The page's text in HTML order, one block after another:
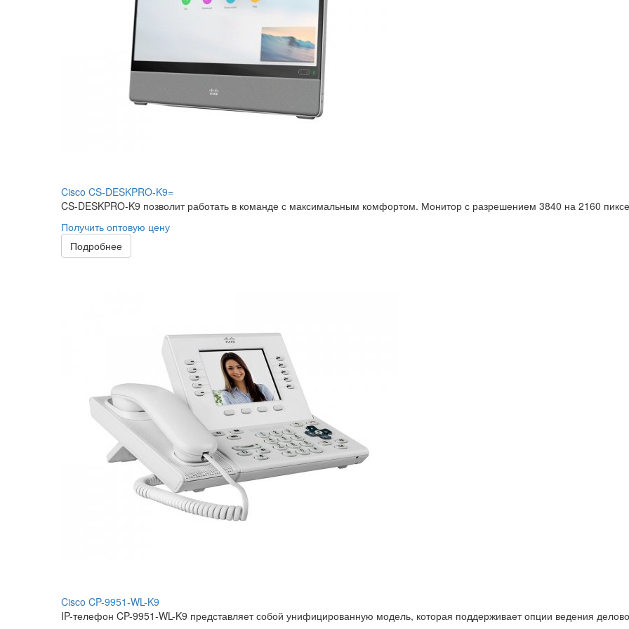
Cisco CS-DESKPRO-K9=
CS-DESKPRO-K9 позволит работать в команде с максимальным комфортом. Монитор с разрешением 3840 на 2160
Получить оптовую цену
Подробнее
Cisco CP-9951-WL-K9
IP-телефон CP-9951-WL-K9 представляет собой унифицированную модель, которая поддерживает опции ведения